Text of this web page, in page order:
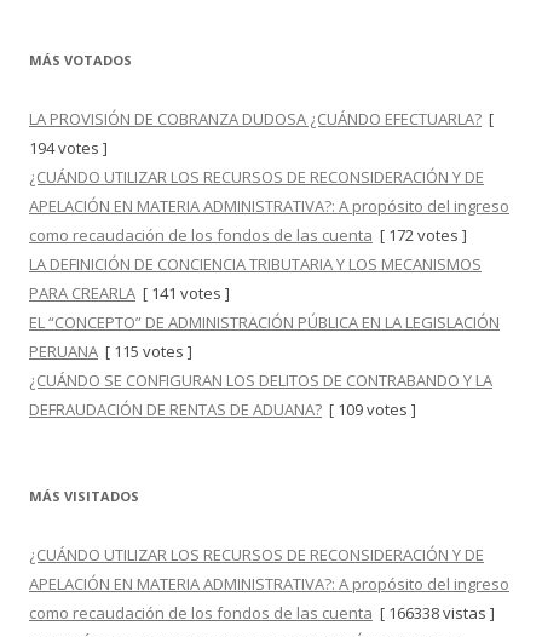
MÁS VOTADOS
LA PROVISIÓN DE COBRANZA DUDOSA ¿CUÁNDO EFECTUARLA? [
194 votes ]
¿CUÁNDO UTILIZAR LOS RECURSOS DE RECONSIDERACIÓN Y DE
APELACIÓN EN MATERIA ADMINISTRATIVA?: A propósito del ingreso
como recaudación de los fondos de las cuenta [ 172 votes ]
LA DEFINICIÓN DE CONCIENCIA TRIBUTARIA Y LOS MECANISMOS
PARA CREARLA [ 141 votes ]
EL “CONCEPTO” DE ADMINISTRACIÓN PÚBLICA EN LA LEGISLACIÓN
PERUANA [ 115 votes ]
¿CUÁNDO SE CONFIGURAN LOS DELITOS DE CONTRABANDO Y LA
DEFRAUDACIÓN DE RENTAS DE ADUANA? [ 109 votes ]
MÁS VISITADOS
¿CUÁNDO UTILIZAR LOS RECURSOS DE RECONSIDERACIÓN Y DE
APELACIÓN EN MATERIA ADMINISTRATIVA?: A propósito del ingreso
como recaudación de los fondos de las cuenta [ 166338 vistas ]